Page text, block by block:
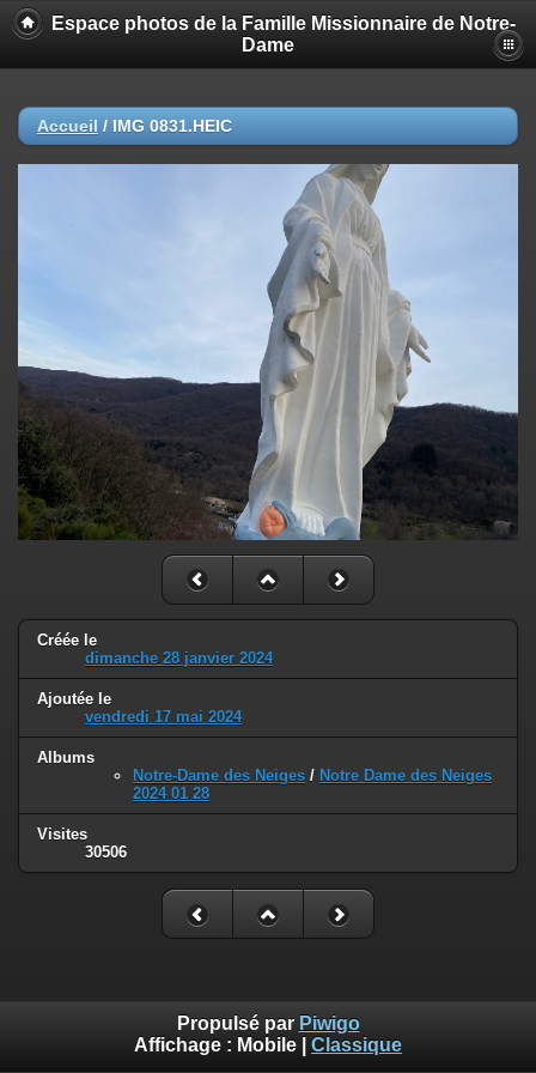
Espace photos de la Famille Missionnaire de Notre-
Dame
Accueil / IMG 0831.HEIC
Créée le
dimanche 28 janvier 2024
Ajoutée le
vendredi 17 mai 2024
Albums
Notre-Dame des Neiges / Notre Dame des Neiges
2024 01 28
Visites
30506
Propulsé par Piwigo
Affichage : Mobile Classique